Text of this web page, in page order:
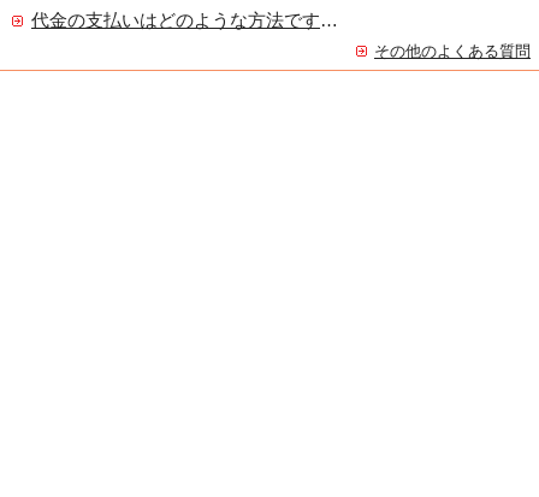
代金の支払いはどのような方法ですか？
その他のよくある質問